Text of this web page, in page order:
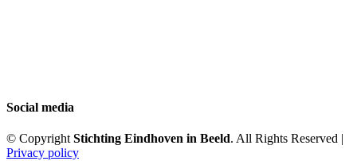
Social media
© CopyrightStichting Eindhoven in Beeld. All Rights Reserved |
Privacy policy